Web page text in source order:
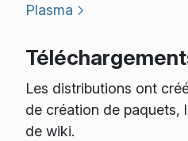
Plasma
Les distributions ont
de création de paquets,
de wiki.